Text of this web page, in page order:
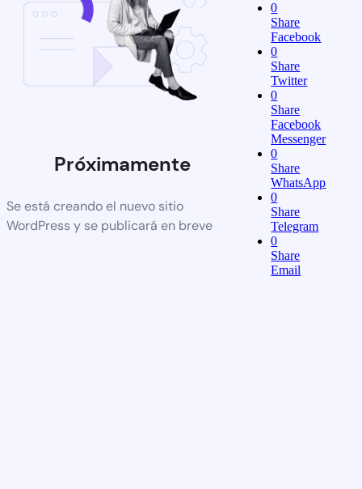
Próximamente
Se está creando el nuevo sitio
WordPress y se publicará en breve
0
Share
Facebook
0
Share
Twitter
0
Share
Facebook
Messenger
0
Share
WhatsApp
0
Share
Telegram
0
Share
Email